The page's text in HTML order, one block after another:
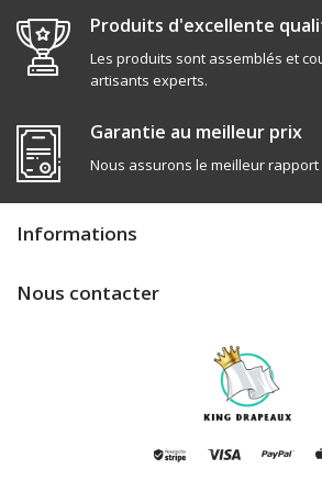
Produits d'excellente
Les produits sont assemblés et
artisants experts.
Garantie au meilleur prix
Nous assurons le meilleur
Informations
Nous contacter